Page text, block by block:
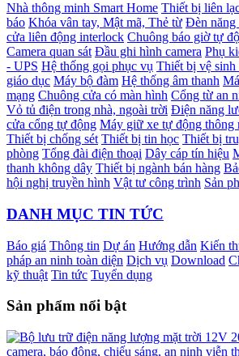
Nhà thông minh Smart Home Thiết bị liên
báo Khóa vân tay, Mật mã, Thẻ từ Đèn năng
cửa liên động interlock Chuông báo giờ tự
Camera quan sát Đầu ghi hình camera Phụ
- UPS Hệ thống gọi phục vụ Thiết bị vệ sinh
giáo dục Máy bộ đàm Hệ thống âm thanh
mạng Chuông cửa có màn hình Cổng từ an
Vỏ tủ điện trong nhà, ngoài trời Điện năng
cửa cổng tự động Máy giữ xe tự động thông
Thiết bị chống sét Thiết bị tin học Thiết bị
phòng Tổng đài điện thoại Dây cáp tín hiệu
thanh không dây Thiết bị ngành bán hàng
hội nghị truyền hình Vật tư công trình Sản
DANH MỤC TIN TỨC
Báo giá Thông tin Dự án Hướng dẫn Kiến
pháp an ninh toàn diện Dịch vụ Download
kỹ thuật Tin tức Tuyển dụng
Sản phẩm nổi bật